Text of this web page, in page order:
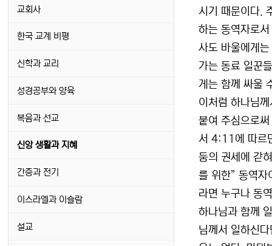
시기 때문이다.
하는 동역자로
사도 바울에게
가는 동료 일꾼
게는 함께 싸울
이처럼 하나님
붙여 주심으로
서 4:11에 따르
둠의 권세에 갇
를 위한” 동역자
라면 누구나 동
하나님과 함께
님께서 일하신
교회사
한국 교계 비평
신학과 교리
성경공부와 양육
복음과 선교
신앙 생활과 지혜
간증과 전기
이스라엘과 이슬람
설교